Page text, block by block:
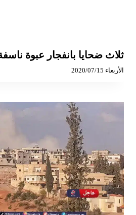
ثلاث ضحايا بانفجار عبوة
الأربعاء 2020/07/15